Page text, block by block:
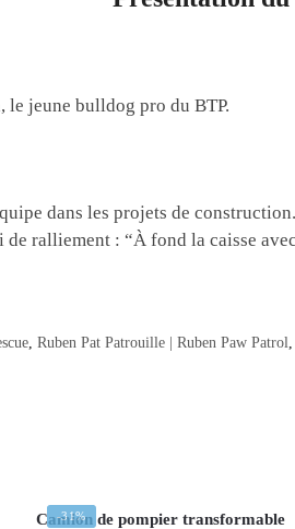
le jeune bulldog pro du BTP.
dans les projets de
de ralliement : “À fond la caisse
, Ruben Pat Patrouille | Ruben Paw Patrol
-31%
Camion de pompier transformable